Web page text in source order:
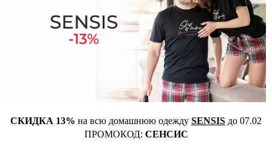
СКИДКА 13% на всю домашнюю одежду SENSIS до 07.02
ПРОМОКОД: СЕНСИС